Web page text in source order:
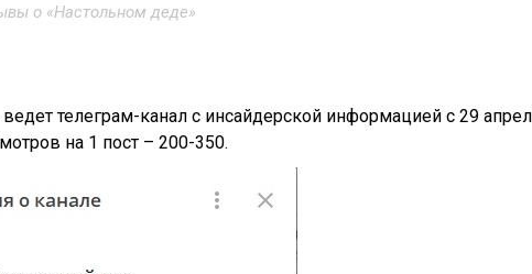
о «Настольном деде»
телеграм-канал с инсайдерской информацией с 29
на 1 пост – 200-350.